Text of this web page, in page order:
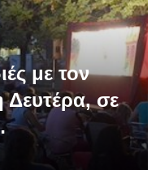
με τον
Δευτέρα, σε